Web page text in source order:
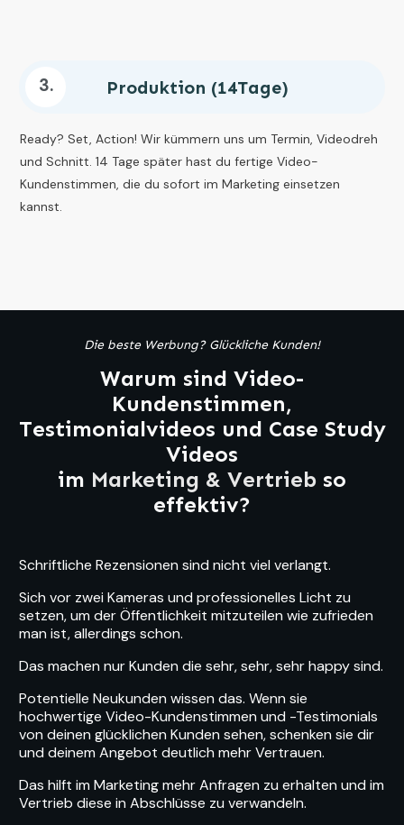
3. Produktion (14Tage)
Ready? Set, Action! Wir kümmern uns um Termin, Videodreh
und Schnitt. 14 Tage später hast du fertige Video-
Kundenstimmen, die du sofort im Marketing einsetzen
kannst.
Die beste Werbung? Glückliche Kunden!
Warum sind Video-
Kundenstimmen,
Testimonialvideos und Case Study
Videos
im Marketing & Vertrieb so
effektiv?
Schriftliche Rezensionen sind nicht viel verlangt.
Sich vor zwei Kameras und professionelles Licht zu
setzen, um der Öffentlichkeit mitzuteilen wie zufrieden
man ist, allerdings schon.
Das machen nur Kunden die sehr, sehr, sehr happy sind.
Potentielle Neukunden wissen das. Wenn sie
hochwertige Video-Kundenstimmen und -Testimonials
von deinen glücklichen Kunden sehen, schenken sie dir
und deinem Angebot deutlich mehr Vertrauen.
Das hilft im Marketing mehr Anfragen zu erhalten und im
Vertrieb diese in Abschlüsse zu verwandeln.